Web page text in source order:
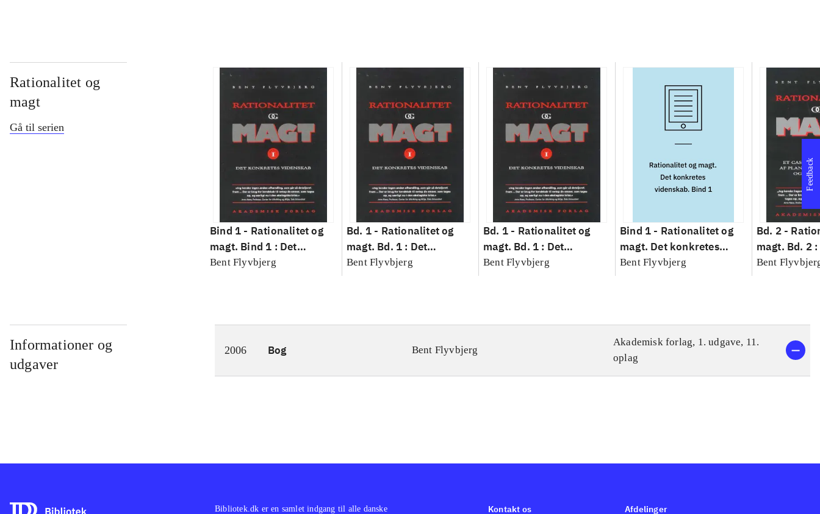
Rationalitet og
magt
Gå til serien
Bind 1 - Rationalitet og
magt. Bind 1 : Det
konkretes videnskab
Bent Flyvbjerg
Bd. 1 - Rationalitet og
magt. Bd. 1 : Det
konkretes videnskab
Bent Flyvbjerg
Bd. 1 - Rationalitet og
magt. Bd. 1 : Det
konkretes videnskab
Bent Flyvbjerg
Bind 1 - Rationalitet og
magt. Det konkretes
videnskab. Bind 1
Bent Flyvbjerg
Bd. 2 -
magt. Bd. 2
baseret
Bent
Informationer og
udgaver
2006 Bog Bent Flyvbjerg
Akademisk forlag, 1. udgave, 11.
oplag
Feedback
Bibliotek.dk er en samlet indgang til alle danske Kontakt os Afdelinger